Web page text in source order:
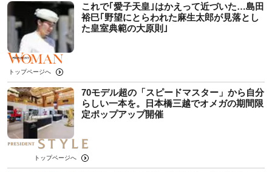
これで｢愛子天皇｣はかえって近づいた…島田
裕巳｢野望にとらわれた麻生太郎が見落とし
た皇室典範の大原則｣
トップページへ
70モデル超の「スピードマスター」から自分
らしい一本を。日本橋三越でオメガの期間限
定ポップアップ開催
トップページへ